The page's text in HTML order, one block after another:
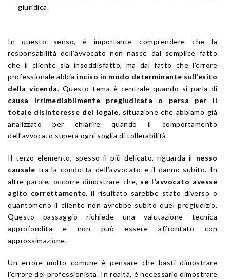
giuridica.
In questo senso, è importante comprendere che la
responsabilità dell’avvocato non nasce dal semplice fatto
che il cliente sia insoddisfatto, ma dal fatto che l’errore
professionale abbia inciso in modo determinante sull’esito
della vicenda. Questo tema è centrale quando si parla di
causa irrimediabilmente pregiudicata o persa per il
totale disinteresse del legale, situazione che abbiamo già
analizzato per chiarire quando il comportamento
dell’avvocato supera ogni soglia di tollerabilità.
Il terzo elemento, spesso il più delicato, riguarda il nesso
causale tra la condotta dell’avvocato e il danno subito. In
altre parole, occorre dimostrare che, se l’avvocato avesse
agito correttamente, il risultato sarebbe stato diverso o
quantomeno il cliente non avrebbe subito quel pregiudizio.
Questo passaggio richiede una valutazione tecnica
approfondita e non può essere affrontato con
approssimazione.
Un errore molto comune è pensare che basti dimostrare
l’errore del professionista. In realtà, è necessario dimostrare